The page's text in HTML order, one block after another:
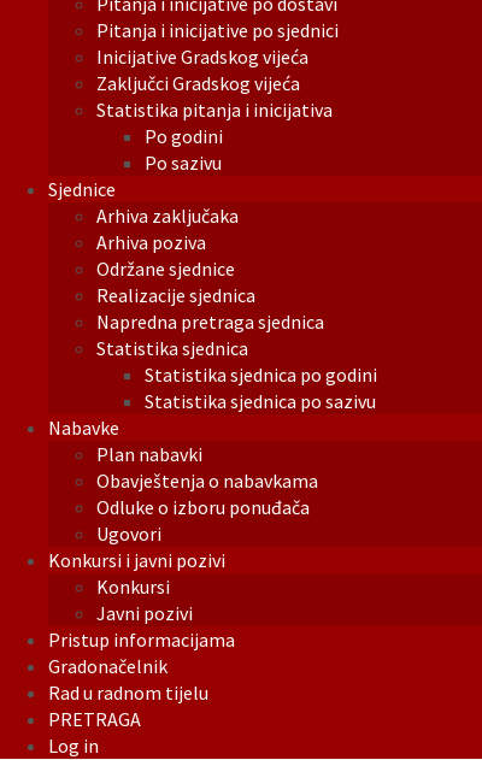
Pitanja i inicijative po sjednici
Inicijative Gradskog vijeća
Zaključci Gradskog vijeća
Statistika pitanja i inicijativa
Po godini
Po sazivu
Sjednice
Arhiva zaključaka
Arhiva poziva
Održane sjednice
Realizacije sjednica
Napredna pretraga sjednica
Statistika sjednica
Statistika sjednica po godini
Statistika sjednica po sazivu
Nabavke
Plan nabavki
Obavještenja o nabavkama
Odluke o izboru ponuđača
Ugovori
Konkursi i javni pozivi
Konkursi
Javni pozivi
Pristup informacijama
Gradonačelnik
Rad u radnom tijelu
PRETRAGA
Log in